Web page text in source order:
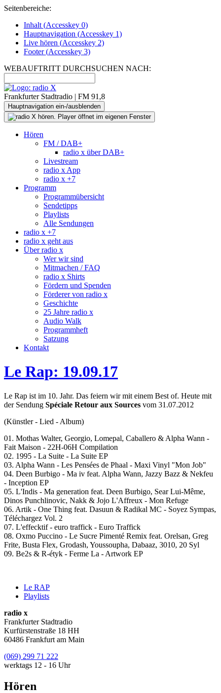
Seitenbereiche:
Inhalt (Accesskey 0)
Hauptnavigation (Accesskey 1)
Live hören (Accesskey 2)
Footer(Accesskey 3)
WEBAUFTRITT DURCHSUCHEN NACH:
Frankfurter Stadtradio | FM 91,8
Hauptnavigation ein-/ausblenden
Hören
FM / DAB+
radio x über DAB+
Livestream
radio x App
radio x +7
Programm
Programmübersicht
Sendetipps
Playlists
Alle Sendungen
radio x +7
radio x geht aus
Über radio x
Wer wir sind
Mitmachen / FAQ
radio x Shirts
Fördern und Spenden
Förderer von radio x
Geschichte
25 Jahre radio x
Audio Walk
Programmheft
Satzung
Kontakt
Le Rap: 19.09.17
Le Rap ist im 10. Jahr. Das feiern wir mit einem Best of. Heute mit
der Sendung Spéciale Retour aux Sources vom 31.07.2012
(Künstler - Lied - Album)
01. Mothas Walter, Georgio, Lomepal, Caballero & Alpha Wann -
Fait Maison - 22H-06H Compilation
02. 1995 - La Suite - La Suite EP
03. Alpha Wann - Les Pensées de Phaal - Maxi Vinyl "Mon Job"
04. Deen Burbigo - Ma iv feat. Alpha Wann, Jazzy Bazz & Nekfeu
- Inception EP
05. L'Indis - Ma generation feat. Deen Burbigo, Sear Lui-Même,
Dinos Punchlinovic, Nakk & Jojo L'Affreux - Mon Refuge
06. Artik - One Thing feat. Dasuun & Radikal MC - Soyez Sympas,
Téléchargez Vol. 2
07. L'effecktif - euro traffick - Euro Traffick
08. Oxmo Puccino - Le Sucre Pimenté Remix feat. Orelsan, Greg
Frite, Busta Flex, Grodash, Youssoupha, Dabaaz, 3010, 20 Syl
09. Be2s & R-étyk - Ferme La - Artwork EP
Le RAP
Playlists
radio x
Frankfurter Stadtradio
Kurfürstenstraße 18 HH
60486 Frankfurt am Main
(069) 299 71 222
werktags 12 - 16 Uhr
Hören